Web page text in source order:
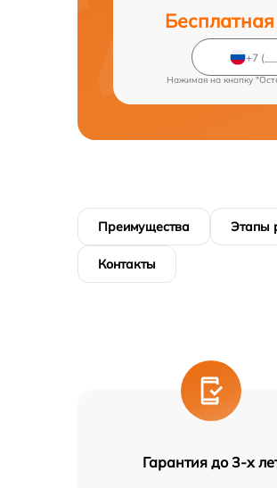
Нажимая на кнопку
Преимущества Этапы
Контакты
Гарантия до 3-х